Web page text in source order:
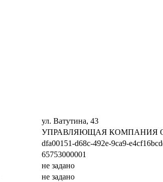
ул. Ватутина, 43
УПРАВЛЯЮЩАЯ КОМПАНИЯ
dfa00151-d68c-492e-9ca9-
65753000001
не задано
не задано